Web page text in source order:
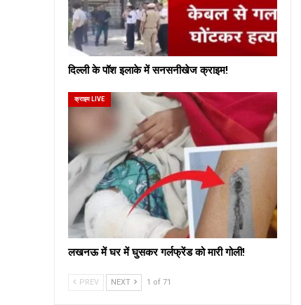
दिल्ली के पॉश इलाके में सनसनीखेज क्राइम!
क्राइम LIVE
लखनऊ में घर में घुसकर गर्लफ्रेंड को मारी गोली!
PREV NEXT 1 of 71